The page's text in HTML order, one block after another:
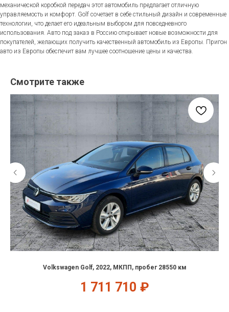
механической коробкой передач этот автомобиль предлагает отличную
управляемость и комфорт. Golf сочетает в себе стильный дизайн и современные
технологии, что делает его идеальным выбором для повседневного
использования. Авто под заказ в Россию открывает новые возможности для
покупателей, желающих получить качественный автомобиль из Европы. Пригон
авто из Европы обеспечит вам лучшее соотношение цены и качества.
Смотрите также
Volkswagen Golf, 2022, МКПП, пробег 28550 км
1 711 710 ₽